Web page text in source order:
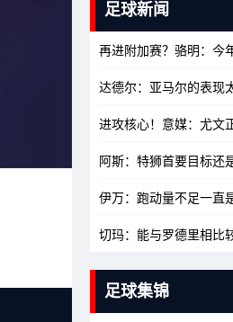
足球新闻
足球集锦